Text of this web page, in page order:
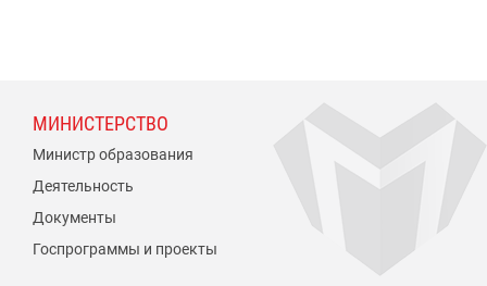
МИНИСТЕРСТВО
Министр образования
Деятельность
Документы
Госпрограммы и проекты